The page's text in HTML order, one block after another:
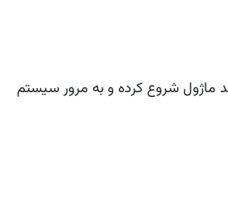
ماژول شروع کرده و به مرور سیستم